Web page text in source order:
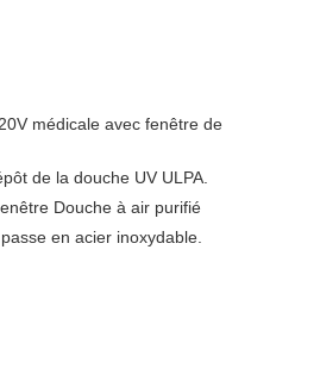
médicale avec fenêtre de
de la douche UV ULPA.
Douche à air purifié
en acier inoxydable.